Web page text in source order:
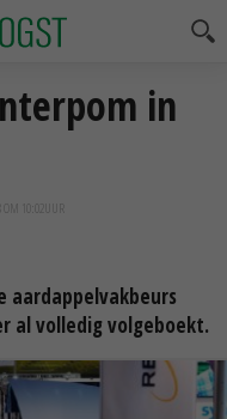
in
OM 10:02
aardappelvakbeurs
al volledig volgeboekt.